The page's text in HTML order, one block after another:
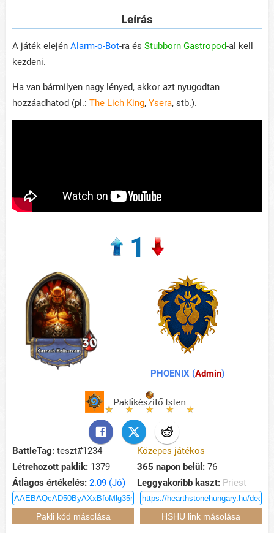
Leírás
A játék elején Alarm-o-Bot-ra és Stubborn Gastropod-al kell
kezdeni.
Ha van bármilyen nagy lényed, akkor azt nyugodtan
hozzáadhatod (pl.: The Lich King, Ysera, stb.).
1
PHOENIX (Admin)
BattleTag: teszt#1234
Közepes játékos
Létrehozott paklik: 1379 365 napon belül: 76
Átlagos értékelés: 2.09 (Jó) Leggyakoribb kaszt: Priest